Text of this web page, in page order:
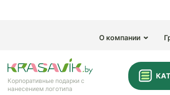
О компании
Корпоративные подарки с
нанесением логотипа